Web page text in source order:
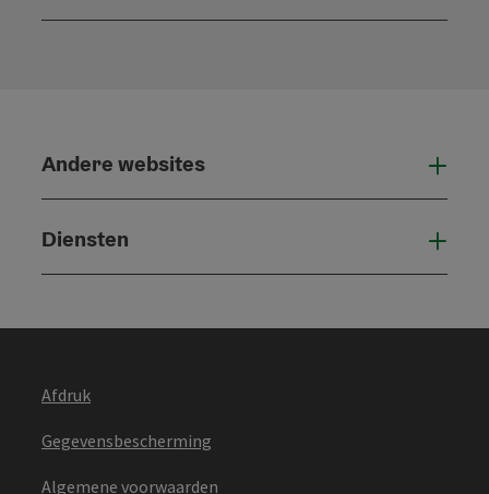
Andere websites
Diensten
Afdruk
Gegevensbescherming
Algemene voorwaarden